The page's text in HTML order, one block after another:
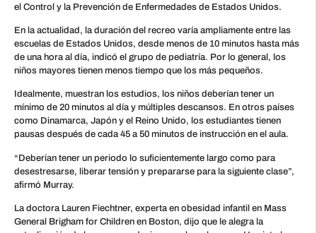
el Control y la Prevención de Enfermedades de Estados Unidos.
En la actualidad, la duración del recreo varía ampliamente entre las
escuelas de Estados Unidos, desde menos de 10 minutos hasta más
de una hora al día, indicó el grupo de pediatría. Por lo general, los
niños mayores tienen menos tiempo que los más pequeños.
Idealmente, muestran los estudios, los niños deberían tener un
mínimo de 20 minutos al día y múltiples descansos. En otros países
como Dinamarca, Japón y el Reino Unido, los estudiantes tienen
pausas después de cada 45 a 50 minutos de instrucción en el aula.
“Deberían tener un periodo lo suficientemente largo como para
desestresarse, liberar tensión y prepararse para la siguiente clase”,
afirmó Murray.
La doctora Lauren Fiechtner, experta en obesidad infantil en Mass
General Brigham for Children en Boston, dijo que le alegra la